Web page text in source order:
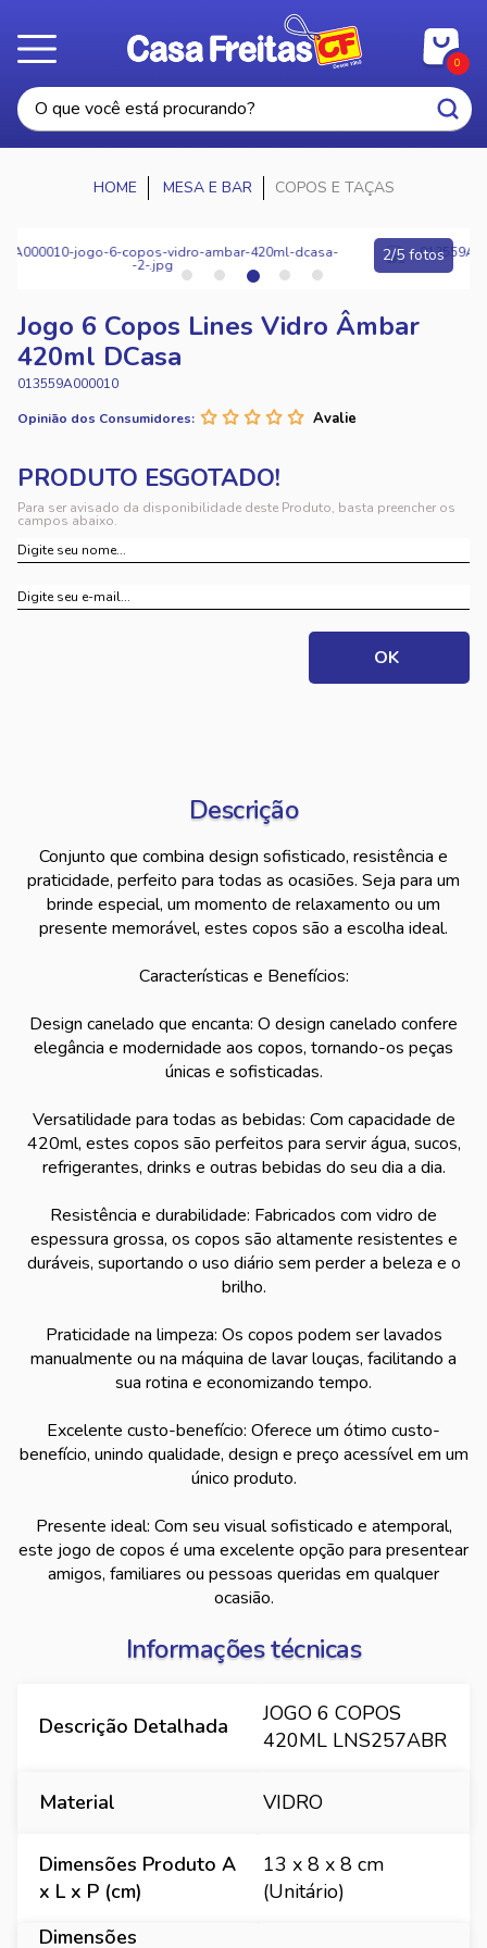
0
MESA E BAR COPOS E TAÇAS
2/5 fotos
Jogo 6 Copos Lines Vidro Âmbar
420ml DCasa
013559A000010
Opinião dos Consumidores:
Para ser avisado da disponibilidade deste Produto, basta preencher os
campos abaixo.
Descrição
Conjunto que combina design sofisticado, resistência e
praticidade, perfeito para todas as ocasiões. Seja para um
brinde especial, um momento de relaxamento ou um
presente memorável, estes copos são a escolha ideal.
Características e Benefícios:
Design canelado que encanta: O design canelado confere
elegância e modernidade aos copos, tornando-os peças
únicas e sofisticadas.
Versatilidade para todas as bebidas: Com capacidade de
420ml, estes copos são perfeitos para servir água, sucos,
refrigerantes, drinks e outras bebidas do seu dia a dia.
Resistência e durabilidade: Fabricados com vidro de
espessura grossa, os copos são altamente resistentes e
duráveis, suportando o uso diário sem perder a beleza e o
brilho.
Praticidade na limpeza: Os copos podem ser lavados
manualmente ou na máquina de lavar louças, facilitando a
sua rotina e economizando tempo.
Excelente custo-benefício: Oferece um ótimo custo-
benefício, unindo qualidade, design e preço acessível em um
único produto.
Presente ideal: Com seu visual sofisticado e atemporal,
este jogo de copos é uma excelente opção para presentear
amigos, familiares ou pessoas queridas em qualquer
ocasião.
Informações técnicas
Descrição Detalhada
JOGO 6 COPOS
420ML LNS257ABR
Material VIDRO
Dimensões Produto A
x L x P (cm)
13 x 8 x 8 cm
(Unitário)
Dimensões